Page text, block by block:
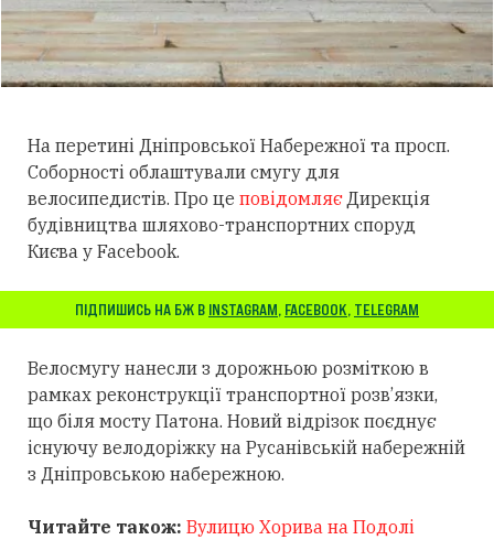
На перетині Дніпровської Набережної та просп.
Соборності облаштували смугу для
велосипедистів. Про це повідомляєДирекція
будівництва шляхово-транспортних споруд
Києва у Facebook.
ПІДПИШИСЬ НА БЖ В INSTAGRAM, FACEBOOK, TELEGRAM
Велосмугу нанесли з дорожньою розміткою в
рамках реконструкції транспортної розв’язки,
що біля мосту Патона. Новий відрізок поєднує
існуючу велодоріжку на Русанівській набережній
з Дніпровською набережною.
Читайте також: Вулицю Хорива на Подолі